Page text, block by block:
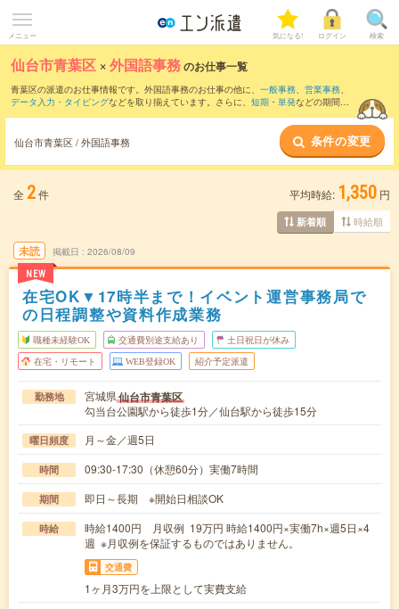
メニュー 気になる! ログイン 検索
仙台市青葉区 ×外国語事務のお仕事一覧
青葉区の派遣のお仕事情報です。外国語事務のお仕事の他に、 一般事務、 営業事務、
データ入力・タイピングなどを取り揃えています。さらに、 短期 ・ 単発などの期間
仙台市青葉区 / 外国語事務 条件の変更
全 2件 平均時給: 1,350 円
新着順 時給順
未読
NEW
掲載日 2026/08/09
在宅OK▼17時半まで！イベント運営事務局で
の日程調整や資料作成業務
職種未経験OK 交通費別途支給あり 土日祝日が休み
在宅・リモート WEB登録OK 紹介予定派遣
勤務地 宮城県仙台市青葉区
勾当台公園駅から徒歩1分／仙台駅から徒歩15分
曜日頻度 月～金／週5日
時間 09:30-17:30（休憩60分）実働7時間
期間 即日～長期 ※開始日相談OK
時給
時給1400円 月収例 19万円 時給1400円×実働7h×週5日×4
週 ※月収例を保証するものではありません。
交通費
1ヶ月3万円を上限として実費支給